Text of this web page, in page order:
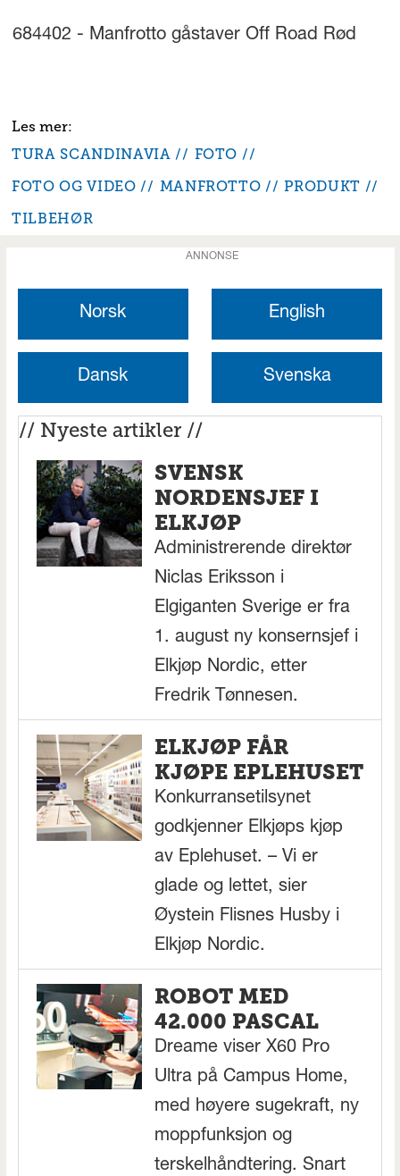
684402 - Manfrotto gåstaver Off Road Rød
TURA SCANDINAVIA
FOTO
FOTO OG VIDEO
MANFROTTO
PRODUKT
TILBEHØR
ANNONSE
Norsk English
Dansk Svenska
// Nyeste artikler //
SVENSK
NORDENSJEF I
ELKJØP
Administrerende direktør
Niclas Eriksson i
Elgiganten Sverige er fra
1. august ny konsernsjef i
Elkjøp Nordic, etter
Fredrik Tønnesen.
ELKJØP FÅR
KJØPE EPLEHUSET
Konkurransetilsynet
godkjenner Elkjøps kjøp
av Eplehuset. – Vi er
glade og lettet, sier
Øystein Flisnes Husby i
Elkjøp Nordic.
ROBOT MED
42.000 PASCAL
Dreame viser X60 Pro
Ultra på Campus Home,
med høyere sugekraft, ny
moppfunksjon og
terskelhåndtering. Snart